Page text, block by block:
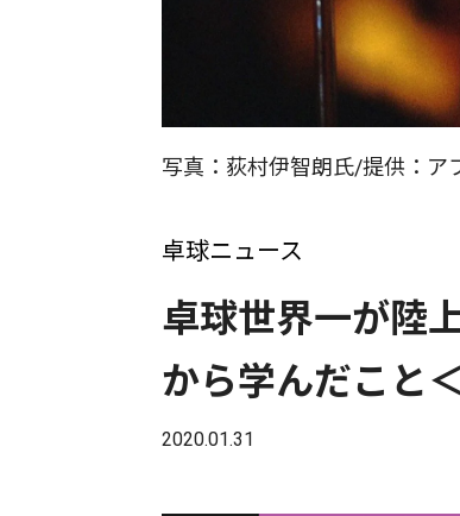
写真：荻村伊智朗氏/提供：ア
卓球ニュース
卓球世界一が陸
から学んだこと
2020.01.31